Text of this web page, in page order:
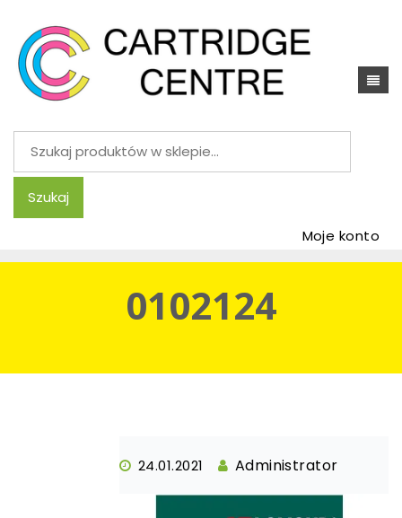
Szukaj:
Szukaj
Moje konto
0102124
24.01.2021 Administrator